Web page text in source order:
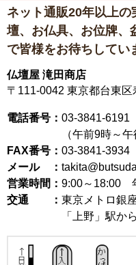
ネット通販20年以上の
壇、お仏具、お位牌、
で皆様をお待ちしてい
仏壇屋 滝田商店
〒111-0042 東京都台東区
電話番号： 03-3841-6191
（午前9時～午
FAX番号： 03-3841-3934
メール ：
営業時間： 9:00～18:00
交通 ： 東京メトロ銀
「上野」駅